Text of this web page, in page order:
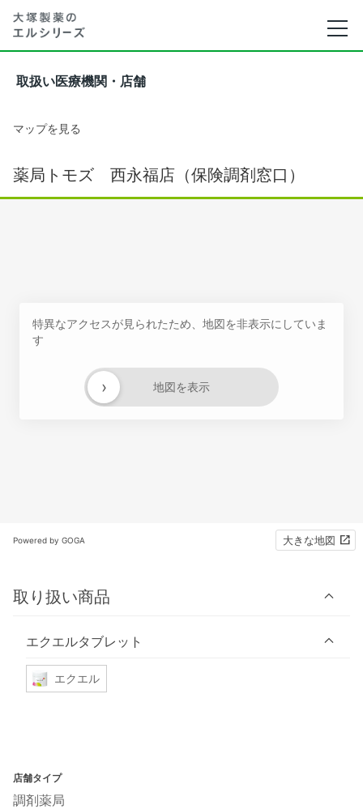
取扱い医療機関・店舗
マップを見る
薬局トモズ 西永福店（保険調剤窓口）
特異なアクセスが見られたため、地図を非表示にしていま
す
地図を表示
›
Powered by GOGA 大きな地図
取り扱い商品
エクエルタブレット
エクエル
店舗タイプ
調剤薬局